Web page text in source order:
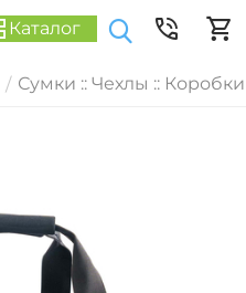
Каталог
/ Сумки :: Чехлы :: Коробки